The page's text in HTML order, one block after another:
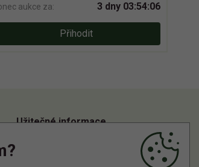
aukce za: 3 dny 03:54:06
Přihodit
Užitečné informace
Informace o zpracování osobních údajů